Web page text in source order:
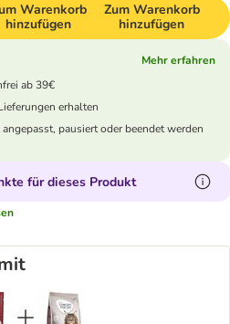
Warenkorb
hinzufügen
Zum Warenkorb
hinzufügen
Mehr erfahren
ab 39€
erhalten
pausiert oder beendet werden
für dieses Produkt